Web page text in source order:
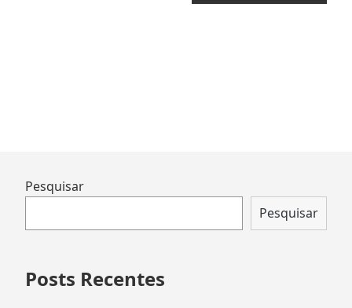
Ir
Pesquisar
Pesquisar
Posts Recentes